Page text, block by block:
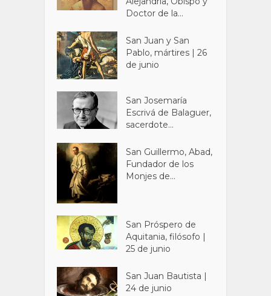
Doctor de la...
San Juan y San
Pablo, mártires | 26
de junio
San Josemaría
Escrivá de Balaguer,
sacerdote...
San Guillermo, Abad,
Fundador de los
Monjes de...
San Próspero de
Aquitania, filósofo |
25 de junio
San Juan Bautista |
24 de junio